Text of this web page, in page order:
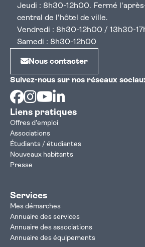
Jeudi : 8h30-12h00. Fermé
central de l'hôtel de ville.
Vendredi : 8h30-12h00 / 13h30-
Samedi : 8h30-12h00
Nous contacter
Suivez-nous sur nos réseaux
Facebook
Instagram
Youtube
Liens pratiques
Offres d'emploi
Associations
Étudiants / étudiantes
Nouveaux habitants
Presse
Services
Mes démarches
Annuaire des services
Annuaire des associations
Annuaire des équipements